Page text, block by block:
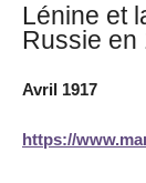
Lénine et
Russie en
Avril 1917
https://